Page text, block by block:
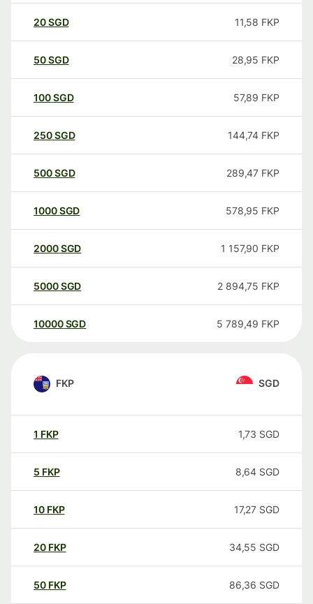
20SGD 11,58 FKP
50SGD 28,95 FKP
100SGD 57,89 FKP
250SGD 144,74 FKP
500SGD 289,47 FKP
1000SGD 578,95 FKP
2000SGD 1 157,90 FKP
5000SGD 2 894,75 FKP
10000 SGD 5 789,49 FKP
FKP SGD
1 FKP 1,73 SGD
5 FKP 8,64 SGD
10 FKP 17,27 SGD
20 FKP 34,55 SGD
50 FKP 86,36 SGD